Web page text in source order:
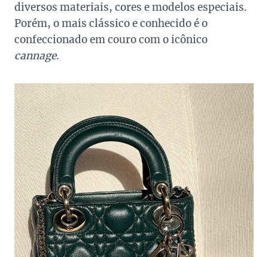
diversos materiais, cores e modelos especiais.
Porém, o mais clássico e conhecido é o
confeccionado em couro com o icônico
cannage.